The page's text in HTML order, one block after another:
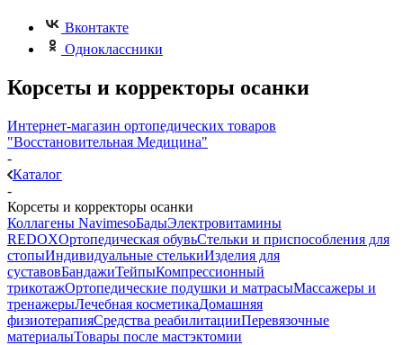
Вконтакте
Одноклассники
Корсеты и корректоры осанки
Интернет-магазин ортопедических товаров
"Восстановительная Медицина"
-
Каталог
-
Корсеты и корректоры осанки
Коллагены NavimesoБадыЭлектровитамины
REDOXОртопедическая обувьСтельки и приспособления для
стопыИндивидуальные стелькиИзделия для
суставовБандажиТейпыКомпрессионный
трикотажОртопедические подушки и матрасыМассажеры и
тренажерыЛечебная косметикаДомашняя
физиотерапияСредства реабилитацииПеревязочные
материалыТовары после мастэктомии